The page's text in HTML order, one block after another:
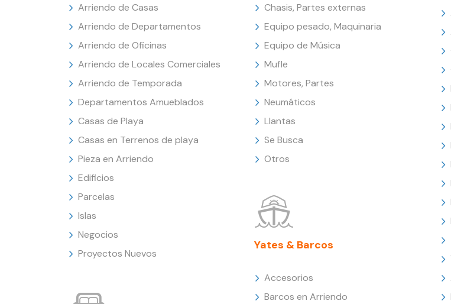
Arriendo de Casas
Arriendo de Departamentos
Arriendo de Oficinas
Arriendo de Locales Comerciales
Arriendo de Temporada
Departamentos Amueblados
Casas de Playa
Casas en Terrenos de playa
Pieza en Arriendo
Edificios
Parcelas
Islas
Negocios
Proyectos Nuevos
Chasis, Partes externas
Equipo pesado, Maquinaria
Equipo de Música
Mufle
Motores, Partes
Neumáticos
Llantas
Se Busca
Otros
Yates & Barcos
Accesorios
Barcos en Arriendo